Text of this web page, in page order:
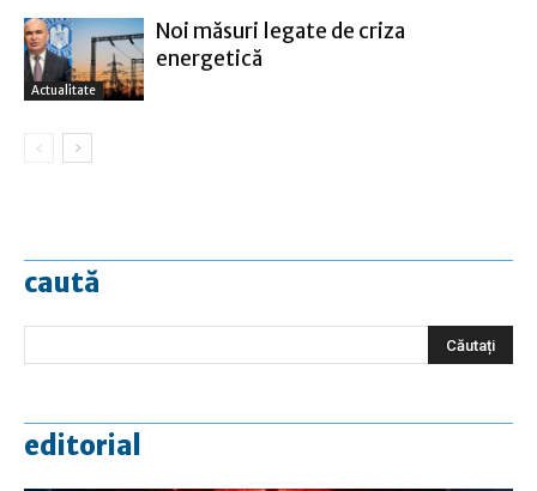
Actualitate
Noi măsuri legate de criza
energetică
caută
editorial